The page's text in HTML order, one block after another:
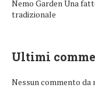
Nemo Garden Una
tradizionale
Ultimi
Nessun commento da